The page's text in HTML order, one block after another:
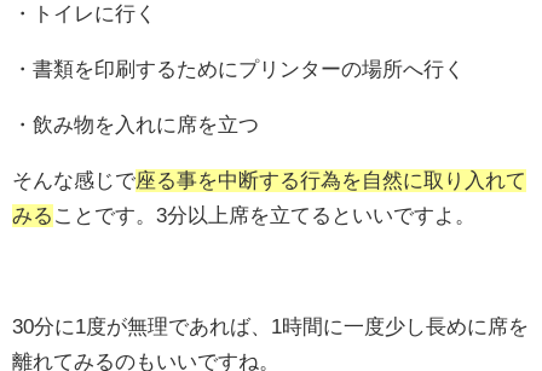
・トイレに行く
・書類を印刷するためにプリンターの場所へ行く
・飲み物を入れに席を立つ
そんな感じで座る事を中断する行為を自然に取り入れて
みる ことです。3分以上席を立てるといいですよ。
30分に1度が無理であれば、1時間に一度少し長めに席を
離れてみるのもいいですね。